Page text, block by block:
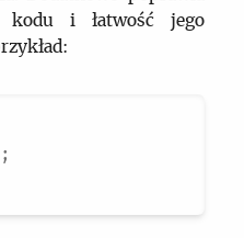
kodu i łatwość jego
;